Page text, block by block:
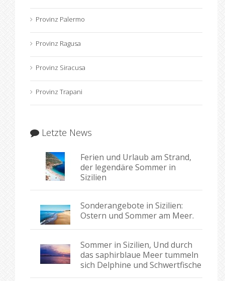
Provinz Palermo
Provinz Ragusa
Provinz Siracusa
Provinz Trapani
Letzte News
Ferien und Urlaub am Strand,
der legendäre Sommer in
Sizilien
Sonderangebote in Sizilien:
Ostern und Sommer am Meer.
Sommer in Sizilien, Und durch
das saphirblaue Meer tummeln
sich Delphine und Schwertfische